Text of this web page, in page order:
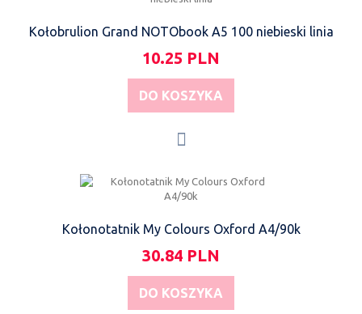
Kołobrulion Grand NOTObook A5 100 niebieski linia
10.25 PLN
DO KOSZYKA
Kołonotatnik My Colours Oxford A4/90k
30.84 PLN
DO KOSZYKA